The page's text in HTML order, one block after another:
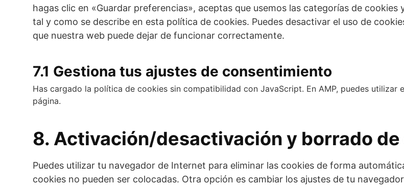
hagas clic en «Guardar preferencias», aceptas que usemos las categorías de
tal y como se describe en esta política de cookies. Puedes desactivar el uso de
que nuestra web puede dejar de funcionar correctamente.
7.1 Gestiona tus ajustes de consentimiento
Has cargado la política de cookies sin compatibilidad con JavaScript. En AMP, puedes
página.
8. Activación/desactivación y borrado
Puedes utilizar tu navegador de Internet para eliminar las cookies de forma
cookies no pueden ser colocadas. Otra opción es cambiar los ajustes de tu